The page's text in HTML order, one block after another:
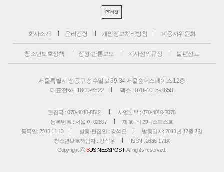
PC버전
회사소개 윤리강령 개인정보처리방침 이용자위원회
청소년보호정책 정정·반론보도 기사심의규정 불편신고
서울특별시 성동구 성수일로 39-34 서울숲더스페이스 12층
대표전화 : 1800-6522
팩스 : 070-4015-8658
편집국 : 070-4010-8512
사업본부 : 070-4010-7078
등록번호 : 서울 아 02897
제호 : 비즈니스포스트
등록일: 2013.11.13
발행·편집인 : 강석운
발행일자: 2013년 12월 2일
청소년보호책임자 : 강석운
ISSN : 2636-171X
Copyright ⓒ BUSINESSPOST. All rights reserved.